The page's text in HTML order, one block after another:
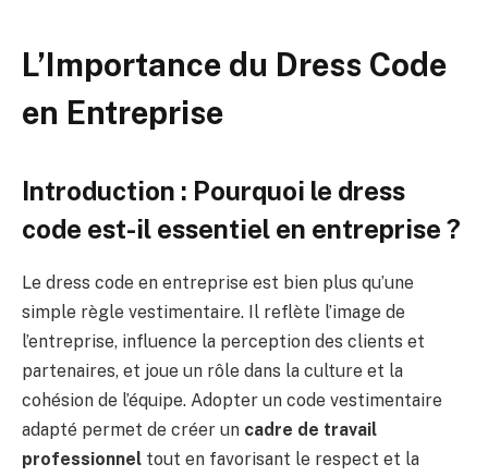
L’Importance du Dress Code
en Entreprise
Introduction : Pourquoi le dress
code est-il essentiel en entreprise ?
Le dress code en entreprise est bien plus qu’une
simple règle vestimentaire. Il reflète l’image de
l’entreprise, influence la perception des clients et
partenaires, et joue un rôle dans la culture et la
cohésion de l’équipe. Adopter un code vestimentaire
adapté permet de créer un cadre de travail
professionnel tout en favorisant le respect et la